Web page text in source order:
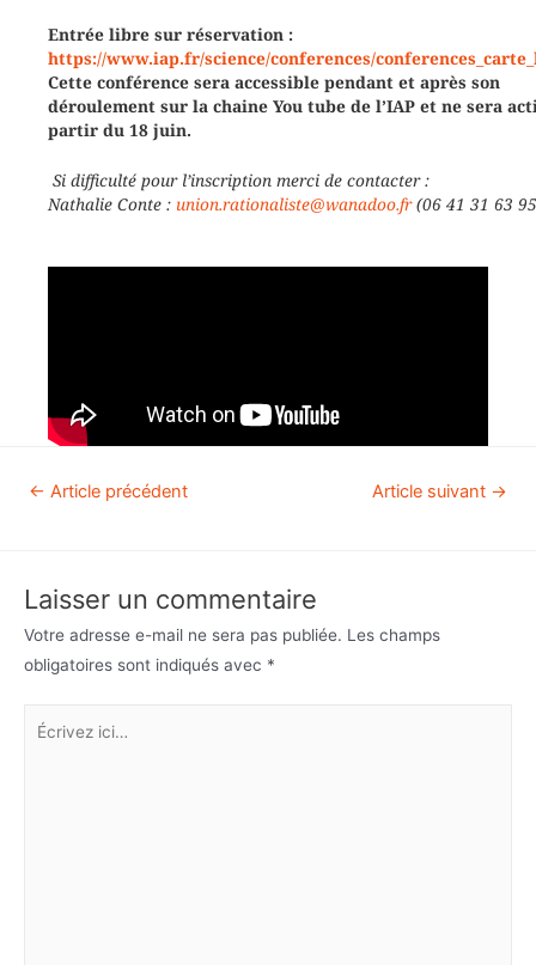
Entrée libre sur réservation :
https://www.iap.fr/science/conferences/
Cette conférence sera accessible pendant et après son
déroulement sur la chaine You tube de l’IAP et ne sera
partir du 18 juin.
Si difficulté pour l’inscription merci de contacter :
Nathalie Conte : union.rationaliste@wanadoo.fr(06 41 31 63
← Article précédent Article suivant →
Laisser un commentaire
Votre adresse e-mail ne sera pas publiée. Les champs
obligatoires sont indiqués avec *